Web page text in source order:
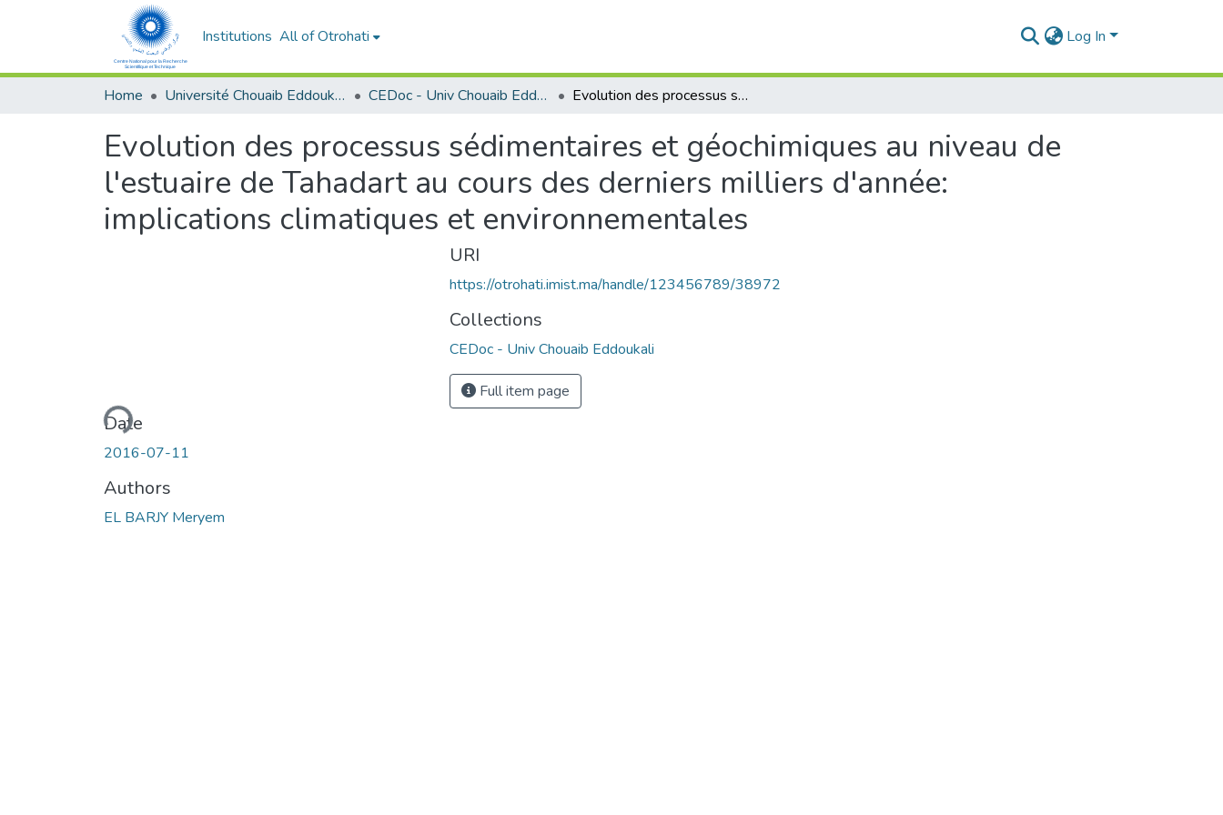
Institutions All of Otrohati Log In
Home Université Chouaib Eddoukali - El Jadida CEDoc - Univ Chouaib Eddoukali Evolution des processus sédimentaires et géochimiques au niveau de l'estuaire de Tahadart au cours des derniers milliers d'année: implications climatiques et environnementales
Evolution des processus sédimentaires et géochimiques au niveau de
l'estuaire de Tahadart au cours des derniers milliers d'année:
implications climatiques et environnementales
Loading...
Date
2016-07-11
Authors
EL BARJY Meryem
URI
https://otrohati.imist.ma/handle/123456789/38972
Collections
CEDoc - Univ Chouaib Eddoukali
Full item page